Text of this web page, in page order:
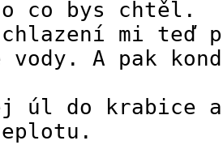
co bys chtěl.
mi teď
vody. A pak
úl do krabice